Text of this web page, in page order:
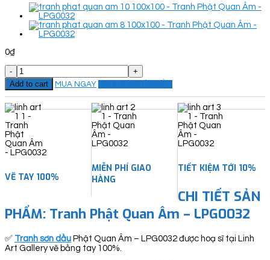
0₫
Tranh
Phật
Quan
Âm
-
LPG0032
quantity
Add to cart MUA NGAY ĐẶT THEO YÊU CẦU
VẼ TAY 100%
MIỄN PHÍ GIAO
HÀNG
TIẾT KIỆM TỚI 10%
CHI TIẾT SẢN
PHẨM: Tranh Phật Quan Âm – LPG0032
✅ Tranh sơn dầu Phật Quan Âm – LPG0032 được hoạ sĩ tại Linh
Art Gallery vẽ bằng tay 100%.